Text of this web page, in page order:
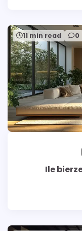
11 min read 0
Ile